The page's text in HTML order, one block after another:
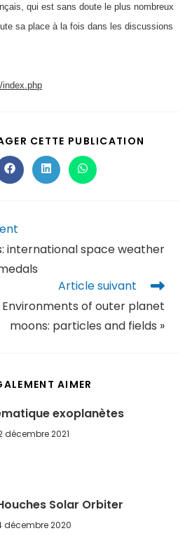
qui est sans doute le plus nombreux
sa place à la fois dans les discussions
index.php
CETTE PUBLICATION
international space weather
Article suivant
Environments of outer planet
moons: particles and fields »
AIMER
exoplanètes
décembre 2021
Solar Orbiter
décembre 2020